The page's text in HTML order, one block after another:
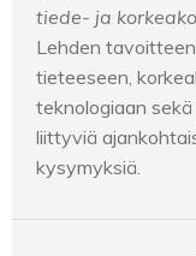
tiede- ja
Lehden
tieteeseen,
teknologiaan
liittyviä
kysymyksiä.